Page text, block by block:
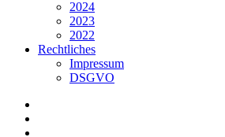
2024
2023
2022
Rechtliches
Impressum
DSGVO